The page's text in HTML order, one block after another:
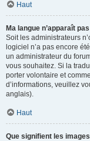
Haut
Ma langue n’apparaît
Soit les administrateurs
logiciel n’a pas encore
un administrateur du
vous souhaitez. Si la
porter volontaire et
d’informations, veuillez
anglais).
Haut
Que signifient les